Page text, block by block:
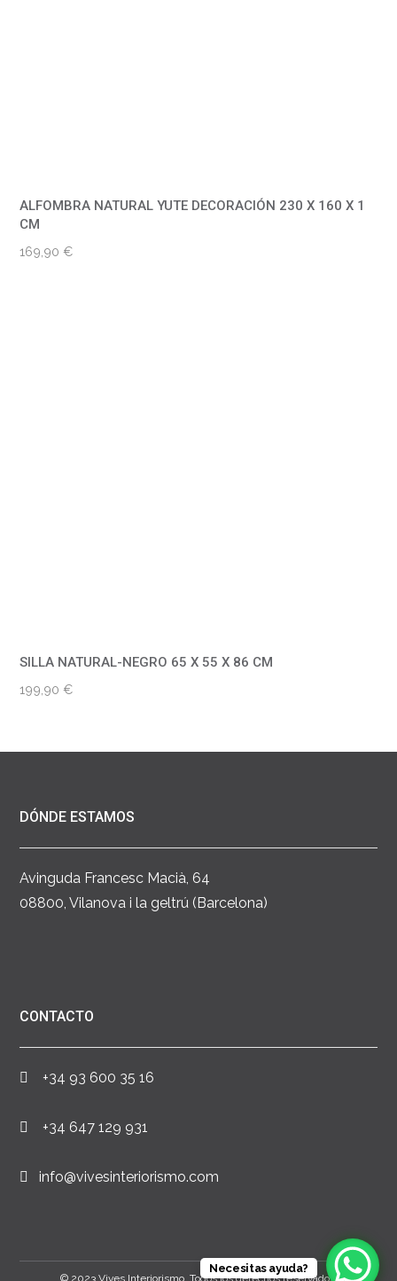
ALFOMBRA NATURAL YUTE DECORACIÓN 230 X 160 X 1
CM
169,90€
SILLA NATURAL-NEGRO 65 X 55 X 86 CM
199,90€
DÓNDE ESTAMOS
Avinguda Francesc Macià, 64
08800, Vilanova i la geltrú (Barcelona)
CONTACTO
+34 93 600 35 16
+34 647 129 931
info@vivesinteriorismo.com
© 2023 Vives Interiorismo. Todos los derechos reservados.
Necesitas ayuda?